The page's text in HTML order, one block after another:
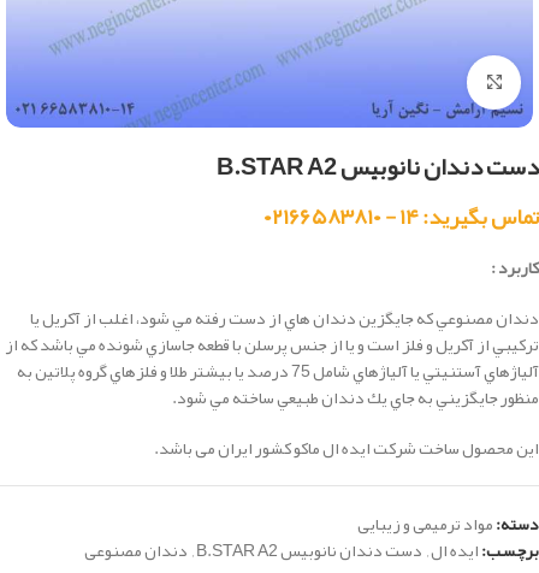
بزرگنمایی تصویر
دست دندان نانوبیس B.STAR A2
تماس بگیرید: ۱۴ - ۰۲۱۶۶۵۸۳۸۱۰
کاربرد :
دندان مصنوعي كه جايگزين دندان هاي از دست رفته مي شود، اغلب از آكريل يا
تركيبي از آكريل و فلز است و يا از جنس پرسلن با قطعه جاسازي شونده مي باشد كه از
آلياژهاي آستنيتي يا آلياژهاي شامل 75 درصد يا بيشتر طلا و فلزهاي گروه پلاتين به
منظور جايگزيني به جاي يك دندان طبيعي ساخته مي شود.
این محصول ساخت شرکت ایده ال ماکو کشور ایران می باشد.
دسته:مواد ترمیمی و زیبایی
برچسب:ایده ال,دست دندان نانوبیس B.STAR A2 ,دندان مصنوعی